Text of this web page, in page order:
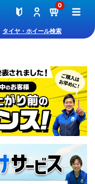
0
タイヤ・ホイール検索